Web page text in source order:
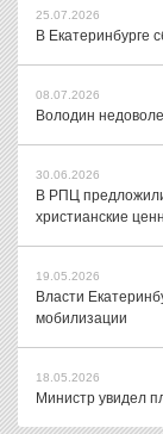
25.07.2026
В Екатеринбурге
08.07.2026
Володин
30.06.2026
В РПЦ
христианские
19.05.2026
Власти
мобилизации
18.05.2026
Министр увидел